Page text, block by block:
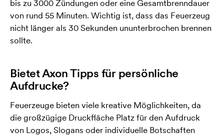
bis zu 3000 Zündungen oder eine Gesamtbrenndauer
von rund 55 Minuten. Wichtig ist, dass das Feuerzeug
nicht länger als 30 Sekunden ununterbrochen brennen
sollte.
Bietet Axon Tipps für persönliche
Aufdrucke?
Feuerzeuge bieten viele kreative Möglichkeiten, da
die großzügige Druckfläche Platz für den Aufdruck
von Logos, Slogans oder individuelle Botschaften